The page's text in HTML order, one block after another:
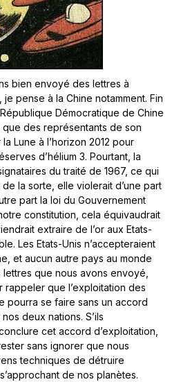
bien envoyé des lettres à
pense à la Chine notamment. Fin
Démocratique de Chine
que des représentants de son
Lune à l’horizon 2012 pour
d’hélium 3. Pourtant, la
du traité de 1967, ce qui
la sorte, elle violerait d’une part
part la loi du Gouvernement
constitution, cela équivaudrait
extraire de l’or aux Etats-
Les Etats-Unis n’accepteraient
et aucun autre pays au monde
lettres que nous avons envoyé,
rappeler que l’exploitation des
pourra se faire sans un accord
deux nations. S’ils
cet accord d’exploitation,
sans ignorer que nous
techniques de détruire
de nos planètes.